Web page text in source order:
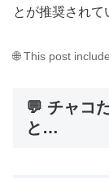
とが推奨されて
🌐 This post
💬 チャコ
と…